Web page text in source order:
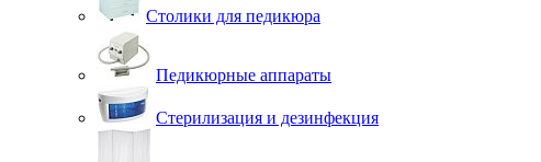
Столики для педикюра
Педикюрные аппараты
Стерилизация и дезинфекция